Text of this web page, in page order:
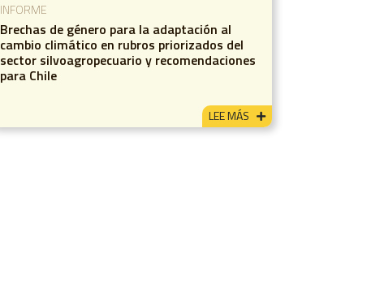
INFORME
Brechas de género para la adaptación al
cambio climático en rubros priorizados del
sector silvoagropecuario y recomendaciones
para Chile
LEE MÁS